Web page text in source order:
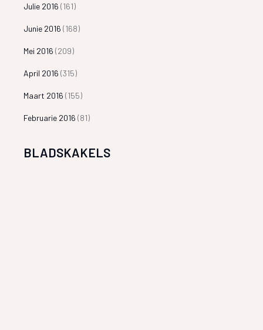
Julie 2016 (161)
Junie 2016 (168)
Mei 2016 (209)
April 2016 (315)
Maart 2016 (155)
Februarie 2016 (81)
BLADSKAKELS